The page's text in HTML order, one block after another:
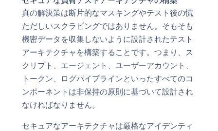
真の解決策は断片的なマスキングやテスト後の慌
ただしいスクラビングではありません。そもそも
機密データを収集しないように設計されたテスト
アーキテクチャを構築することです。つまり、ス
クリプト、エージェント、ユーザーアカウント、
トークン、ログパイプラインといったすべてのコ
ンポーネントは非保持の原則に基づいて設計され
なければなりません。
セキュアなアーキテクチャは厳格なアイデンティ